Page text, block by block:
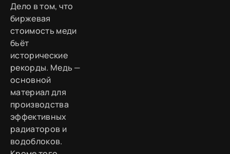
Дело в том, что
биржевая
стоимость меди
бьёт
исторические
рекорды. Медь —
основной
материал для
производства
эффективных
радиаторов и
водоблоков.